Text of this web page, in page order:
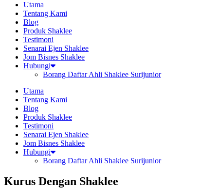
Utama
Tentang Kami
Blog
Produk Shaklee
Testimoni
Senarai Ejen Shaklee
Jom Bisnes Shaklee
Hubungi
Borang Daftar Ahli Shaklee Surijunior
Utama
Tentang Kami
Blog
Produk Shaklee
Testimoni
Senarai Ejen Shaklee
Jom Bisnes Shaklee
Hubungi
Borang Daftar Ahli Shaklee Surijunior
Kurus Dengan Shaklee